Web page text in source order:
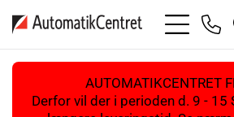
bars
light
AUTOMATIKCENTRET
Derfor vil der i perioden d. 9 -